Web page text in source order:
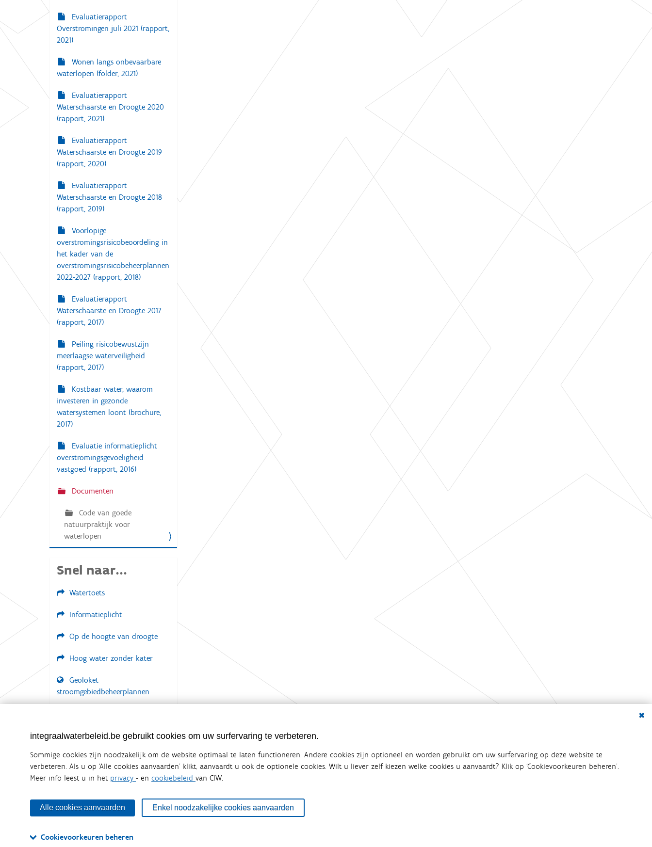
Evaluatierapport
Overstromingen juli 2021 (rapport,
2021)
Wonen langs onbevaarbare
waterlopen (folder, 2021)
Evaluatierapport
Waterschaarste en Droogte 2020
(rapport, 2021)
Evaluatierapport
Waterschaarste en Droogte 2019
(rapport, 2020)
Evaluatierapport
Waterschaarste en Droogte 2018
(rapport, 2019)
Voorlopige
overstromingsrisicobeoordeling in
het kader van de
overstromingsrisicobeheerplannen
2022-2027 (rapport, 2018)
Evaluatierapport
Waterschaarste en Droogte 2017
(rapport, 2017)
Peiling risicobewustzijn
meerlaagse waterveiligheid
(rapport, 2017)
Kostbaar water, waarom
investeren in gezonde
watersystemen loont (brochure,
2017)
Evaluatie informatieplicht
overstromingsgevoeligheid
vastgoed (rapport, 2016)
Documenten
Code van goede
natuurpraktijk voor
waterlopen
Snel naar...
Watertoets
Informatieplicht
Op de hoogte van droogte
Hoog water zonder kater
Geoloket
stroomgebiedbeheerplannen
integraalwaterbeleid.be gebruikt cookies om uw surfervaring te verbeteren.
Sommige cookies zijn noodzakelijk om de website optimaal te laten functioneren. Andere cookies zijn optioneel en worden gebruikt om uw surfervaring op deze website te
verbeteren. Als u op ‘Alle cookies aanvaarden’ klikt, aanvaardt u ook de optionele cookies. Wilt u liever zelf kiezen welke cookies u aanvaardt? Klik op ‘Cookievoorkeuren beheren’.
Meer info leest u in het privacy - en cookiebeleid van CIW.
Alle cookies aanvaarden Enkel noodzakelijke cookies aanvaarden
Cookievoorkeuren beheren
Integraalwaterbeleid.be is een officiële website van de Vlaamse overheid
De Coördinatiecommissie Integraal Waterbeleid (CIW) is een overlegplatform van de diverse beleidsdomeinen en bestuursniveaus die bij het waterbeleid betrokken
zijn. Ook waterbedrijven nemen deel aan het overleg. Deze samenwerking zorgt voor een gecoördineerde en geïntegreerde aanpak van het waterbeleid en
OVER CIW DISCLAIMER PRIVACY